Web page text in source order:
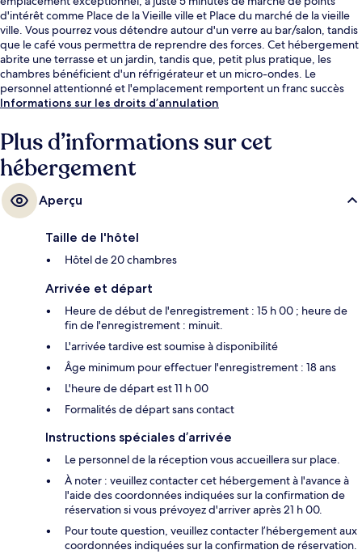
d'intérêt comme Place de la Vieille ville et Place du marché de la vieille
ville. Vous pourrez vous détendre autour d'un verre au bar/salon, tandis
que le café vous permettra de reprendre des forces. Cet hébergement
abrite une terrasse et un jardin, tandis que, petit plus pratique, les
chambres bénéficient d'un réfrigérateur et un micro-ondes. Le
personnel attentionné et l'emplacement remportent un franc succès
auprès des autres voyageurs. L'hébergement se situe à une très courte
à 10 min et Arrêt de tramway Muranów 06, à 10 min.
Informations sur les droits d’annulation
Plus d’informations sur cet
hébergement
Aperçu
Taille de l'hôtel
Hôtel de 20 chambres
Arrivée et départ
Heure de début de l'enregistrement : 15 h 00 ; heure de
fin de l'enregistrement : minuit.
L'arrivée tardive est soumise à disponibilité
Âge minimum pour effectuer l'enregistrement : 18 ans
L'heure de départ est 11 h 00
Formalités de départ sans contact
Instructions spéciales d’arrivée
Le personnel de la réception vous accueillera sur place.
À noter : veuillez contacter cet hébergement à l'avance à
l'aide des coordonnées indiquées sur la confirmation de
réservation si vous prévoyez d'arriver après 21 h 00.
Pour toute question, veuillez contacter l’hébergement aux
coordonnées indiquées sur la confirmation de réservation.